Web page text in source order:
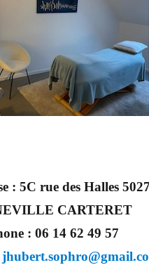
: 5C rue des Halles
CARTERET
: 06 14 62 49 57